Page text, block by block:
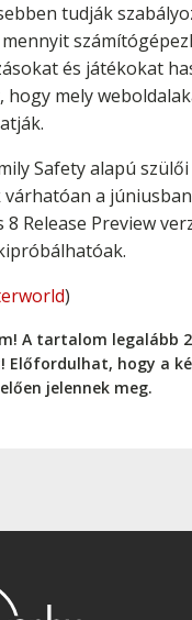
tudják
és játékokat
hogy mely
Safety alapú
a
8 Release Preview
)
A tartalom legalább
Előfordulhat, hogy a
jelennek meg.